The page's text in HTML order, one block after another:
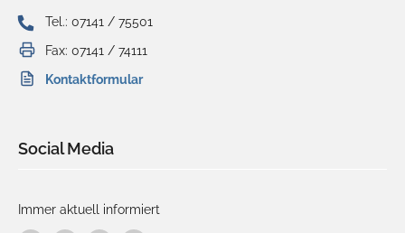
Tel.: 07141 / 75501
Fax: 07141 / 74111
Kontaktformular
Social Media
Immer aktuell informiert